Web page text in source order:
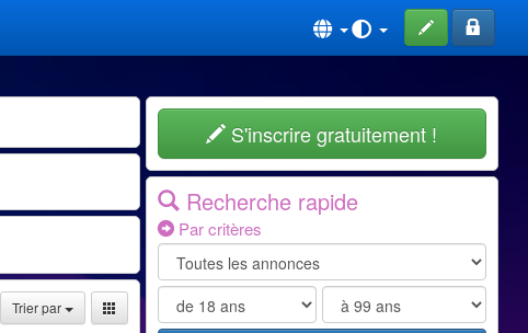
Trier par
S'inscrire gratuitement !
Recherche rapide
Par critères